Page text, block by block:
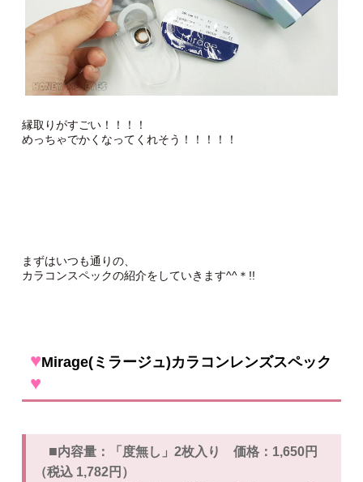
縁取りがすごい！！！！
めっちゃでかくなってくれそう！！！！！
まずはいつも通りの、
カラコンスペックの紹介をしていきます^^＊!!
♥Mirage(ミラージュ)カラコンレンズスペック
♥
■内容量：「度無し」2枚入り 価格：1,650円
（税込 1,782円）